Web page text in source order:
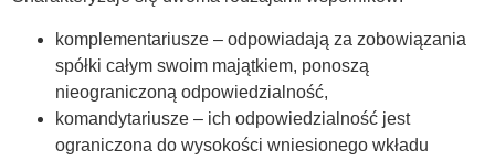
komplementariusze – odpowiadają za zobowiązania
spółki całym swoim majątkiem, ponoszą
nieograniczoną odpowiedzialność,
komandytariusze – ich odpowiedzialność jest
ograniczona do wysokości wniesionego wkładu